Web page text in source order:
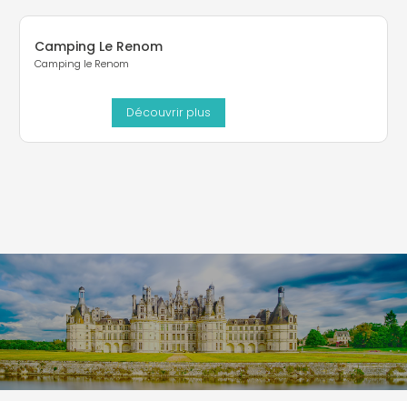
Camping Le Renom
Camping le Renom
Découvrir plus